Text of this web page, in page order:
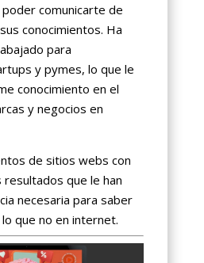
comunicarte de
conocimientos. Ha
para
y pymes, lo que le
conocimiento en el
y negocios en
de sitios webs con
que le han
necesaria para saber
que no en internet.